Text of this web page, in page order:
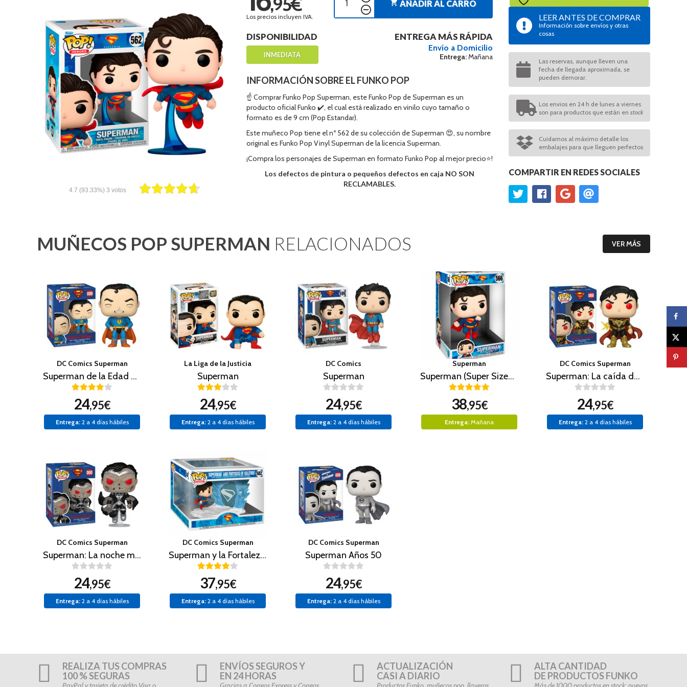
4.7 (93.33%) 3 votos
Los precios incluyen IVA.
remove_circle_outline
shopping_cart AÑADIR AL CARRO
DISPONIBILIDAD
INMEDIATA
ENTREGA MÁS RÁPIDA
Envío a Domicilio
Entrega:Mañana
INFORMACIÓN SOBRE EL FUNKO POP
☝ Comprar Funko Pop Superman, este Funko Pop de Superman es un
producto oficial Funko ✔️, el cual está realizado en vinilo cuyo tamaño o
formato es de 9 cm (Pop Estandar).
Este muñeco Pop tiene el nº 562 de su colección de Superman 😍, su nombre
original es Funko Pop Vinyl Superman de la licencia Superman.
¡Compra los personajes de Superman en formato Funko Pop al mejor precio⭐!
Los defectos de pintura o pequeños defectos en caja NO SON
RECLAMABLES.
LEER ANTES DE COMPRAR
Información sobre envíos y otras
cosas
Las reservas, aunque lleven una
fecha de llegada aproximada, se
pueden demorar.
Los envios en 24 h de lunes a viernes
son para productos que están en stock
Cuidamos al máximo detalle los
embalajes para que lleguen perfectos
COMPARTIR EN REDES SOCIALES
MUÑECOS POP SUPERMAN RELACIONADOS VER MÁS
DC Comics Superman
Superman de la Edad de Oro
24,95€
Entrega:2 a 4 días hábiles
La Liga de la Justicia
Superman
24,95€
Entrega:2 a 4 días hábiles
DC Comics
Superman
24,95€
Entrega:2 a 4 días hábiles
Superman
Superman (Super Sized 25 cm)
38,95€
Entrega: Mañana
DC Comics Superman
Superman: La caída de Siniestro
24,95€
Entrega:2 a 4 días hábiles
DC Comics Superman
Superman: La noche más oscura
24,95€
Entrega:2 a 4 días hábiles
DC Comics Superman
Superman y la Fortaleza de la Soledad
37,95€
Entrega:2 a 4 días hábiles
DC Comics Superman
Superman Años 50
24,95€
Entrega:2 a 4 días hábiles
REALIZA TUS COMPRAS
100 % SEGURAS
ENVÍOS SEGUROS Y
EN 24 HORAS
ACTUALIZACIÓN
CASI A DIARIO
ALTA CANTIDAD
DE PRODUCTOS FUNKO